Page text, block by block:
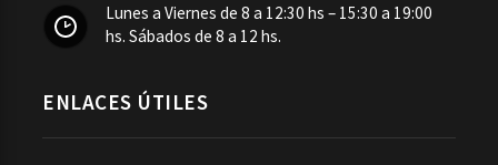
Lunes a Viernes de 8 a 12:30 hs – 15:30 a 19:00
hs. Sábados de 8 a 12 hs.
ENLACES ÚTILES